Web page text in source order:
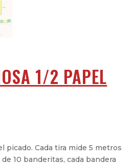
1/2 PAPEL
picado. Cada tira mide 5 metros
10 banderitas, cada bandera